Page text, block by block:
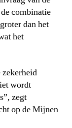
combinatie
dan het
het
zekerheid
wordt
zegt
op de Mijnen